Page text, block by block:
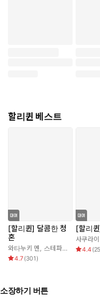
할리퀸 베스트
[할리퀸] 달콤한 청
혼
와타누키 멘 스테파니 로렌스
4.7 (301 )
[할리
사쿠라
4.4 (25
소장하기 버튼